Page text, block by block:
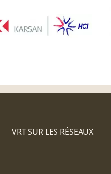
VRT SUR LES RÉSEAUX